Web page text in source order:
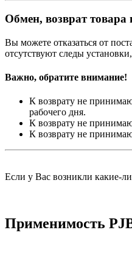
Обмен, возврат товара
Вы можете отказаться от
отсутствуют следы
Важно, обратите внимание!
К возврату не
рабочего дня.
К возврату не
К возврату не
Если у Вас возникли какие-
Применимость